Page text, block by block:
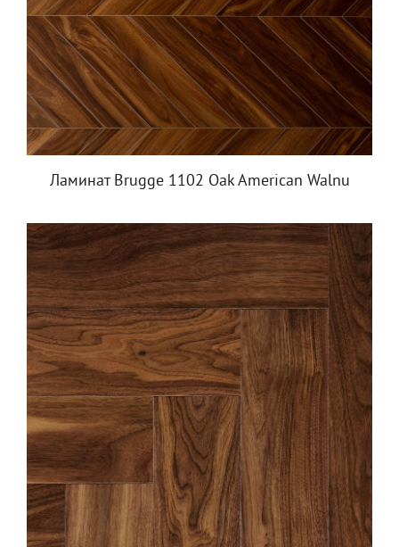
Ламинат Brugge 1102 Oak American Walnu